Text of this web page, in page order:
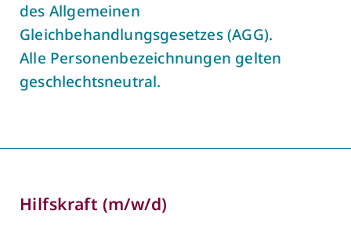
des Allgemeinen
Gleichbehandlungsgesetzes (AGG).
Alle Personenbezeichnungen gelten
geschlechtsneutral.
Hilfskraft (m/w/d)